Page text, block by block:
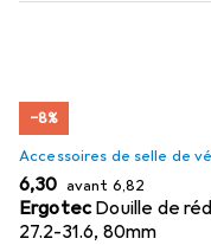
−8%
Accessoires de selle de
EUR
6,30 avant EUR
6,82
ErgotecDouille de
27.2-31.6, 80mm